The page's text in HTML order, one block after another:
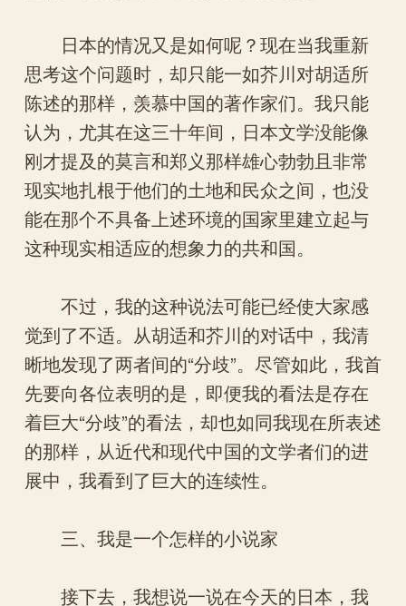
日本的情况又是如何呢？现在当我重新
思考这个问题时，却只能一如芥川对胡适所
陈述的那样，羡慕中国的著作家们。我只能
认为，尤其在这三十年间，日本文学没能像
刚才提及的莫言和郑义那样雄心勃勃且非常
现实地扎根于他们的土地和民众之间，也没
能在那个不具备上述环境的国家里建立起与
这种现实相适应的想象力的共和国。
不过，我的这种说法可能已经使大家感
觉到了不适。从胡适和芥川的对话中，我清
晰地发现了两者间的“分歧”。尽管如此，我首
先要向各位表明的是，即便我的看法是存在
着巨大“分歧”的看法，却也如同我现在所表述
的那样，从近代和现代中国的文学者们的进
展中，我看到了巨大的连续性。
三、我是一个怎样的小说家
接下去，我想说一说在今天的日本，我